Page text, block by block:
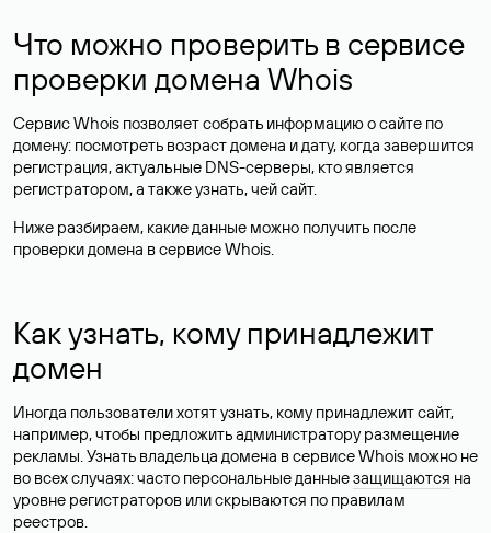
Что можно проверить в сервисе
проверки домена Whois
Сервис Whois позволяет собрать информацию о сайте по
домену: посмотреть возраст домена и дату, когда завершится
регистрация, актуальные DNS-серверы, кто является
регистратором, а также узнать, чей сайт.
Ниже разбираем, какие данные можно получить после
проверки домена в сервисе Whois.
Как узнать, кому принадлежит
домен
Иногда пользователи хотят узнать, кому принадлежит сайт,
например, чтобы предложить администратору размещение
рекламы. Узнать владельца домена в сервисе Whois можно не
во всех случаях: часто персональные данныезащищаются на
уровне регистраторов или скрываются по правилам
реестров.